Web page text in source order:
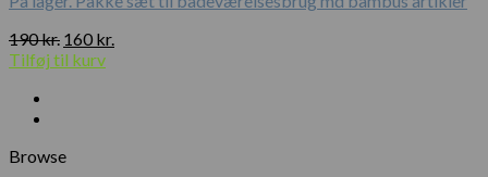
190kr. Den
oprindelige
160 kr.
Tilføj til kurv
Browse